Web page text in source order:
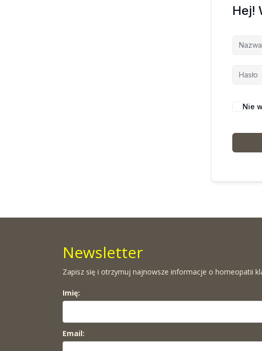
Hej!
Nie
Newsletter
Zapisz się i otrzymuj najnowsze informacje o homeopatii
Imię:
Email: